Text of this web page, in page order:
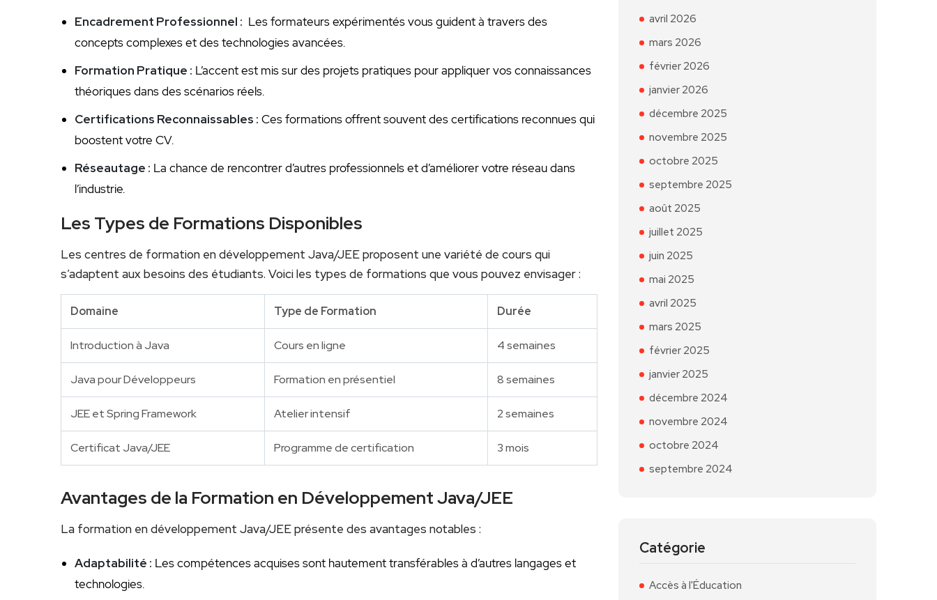
Encadrement Professionnel⁤ : ⁢ Les ⁣formateurs expérimentés⁤ vous guident à travers des
concepts complexes et des technologies avancées.
Formation Pratique : L’accent est mis sur des projets pratiques pour appliquer ‍vos connaissances
théoriques dans des scénarios réels.
Certifications Reconnaissables : Ces‌ formations offrent souvent des certifications ⁣reconnues qui
boostent votre CV.
Réseautage : La chance de‌ rencontrer d’autres professionnels et d’améliorer votre réseau dans
l’industrie.
Les Types de Formations Disponibles
Les centres de formation en développement ⁢Java/JEE proposent une variété de cours qui
s’adaptent aux besoins des étudiants. Voici les types de formations que‌ vous pouvez‍ envisager :
Domaine Type de Formation Durée
Introduction à Java Cours en ligne 4⁣ semaines
Java‌ pour Développeurs Formation en présentiel 8 semaines
JEE et Spring Framework Atelier intensif 2 semaines
Certificat Java/JEE Programme de certification 3 mois
Avantages de la Formation en Développement Java/JEE
La ⁣formation en ⁣développement Java/JEE présente des avantages notables :
Adaptabilité : Les​ compétences ​acquises sont hautement transférables à d’autres langages ⁤et‌
technologies.
avril 2026
mars 2026
février 2026
janvier 2026
décembre 2025
novembre 2025
octobre 2025
septembre 2025
août 2025
juillet 2025
juin 2025
mai 2025
avril 2025
mars 2025
février 2025
janvier 2025
décembre 2024
novembre 2024
octobre 2024
septembre 2024
Catégorie
Accès à l'Éducation